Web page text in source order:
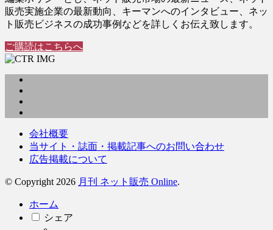
販売実施企業の最新動向、キーマンへのインタビュー、ネッ
ト販売ビジネスの成功事例などを詳しくお伝え致します。
ご購読はこちらへ
会社概要
当サイト・誌面・掲載記事へのお問い合わせ
広告掲載について
© Copyright 2026 月刊 ネット販売 Online.
ホーム
シェア